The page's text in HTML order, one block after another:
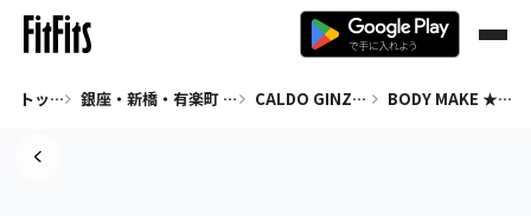
トップ 銀座・新橋・有楽町 ピラティス CALDO GINZA9 BODY MAKE ★★